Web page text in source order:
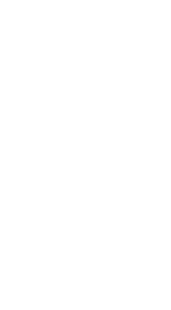
Пять
заложники